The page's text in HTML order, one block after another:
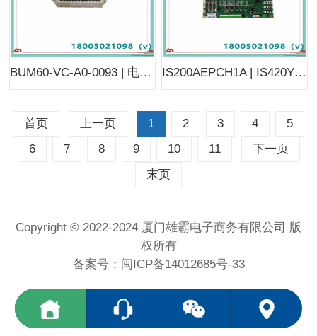
BUM60-VC-A0-0093 | 电子液压执行器 | 可提供精确的速度和扭矩控制 IS200AEPCH1A | IS420YDOAS1B | 电路板组件 | 装有 FPGA 和其他集成电路
首页 上一页 1 2 3 4
5
6
7 8 9 10 11
下一页
末页
Copyright © 2022-2024 厦门雄霸电子商务有限公司 版
权所有
备案号： 闽ICP备14012685号-33